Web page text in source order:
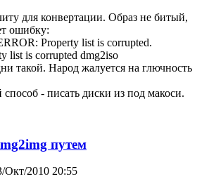
для конвертации. Образ не битый,
ошибку:
Property list is corrupted.
list is corrupted dmg2iso
такой. Народ жалуется на глючность
- писать диски из под макоси.
путем
Окт/2010 20:55